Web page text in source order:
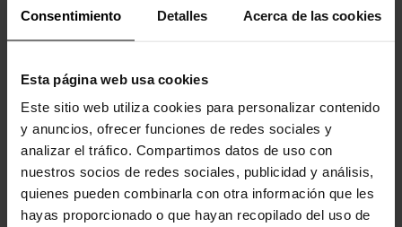
Consentimiento Detalles Acerca de las cookies
Esta página web usa cookies
Este sitio web utiliza cookies para personalizar contenido
y anuncios, ofrecer funciones de redes sociales y
analizar el tráfico. Compartimos datos de uso con
nuestros socios de redes sociales, publicidad y análisis,
quienes pueden combinarla con otra información que les
hayas proporcionado o que hayan recopilado del uso de
Clientes que compraram este
produto também compraram: